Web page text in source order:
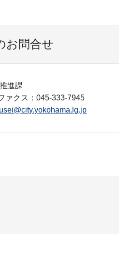
お問合せ
進課
ァクス：045-333-7945